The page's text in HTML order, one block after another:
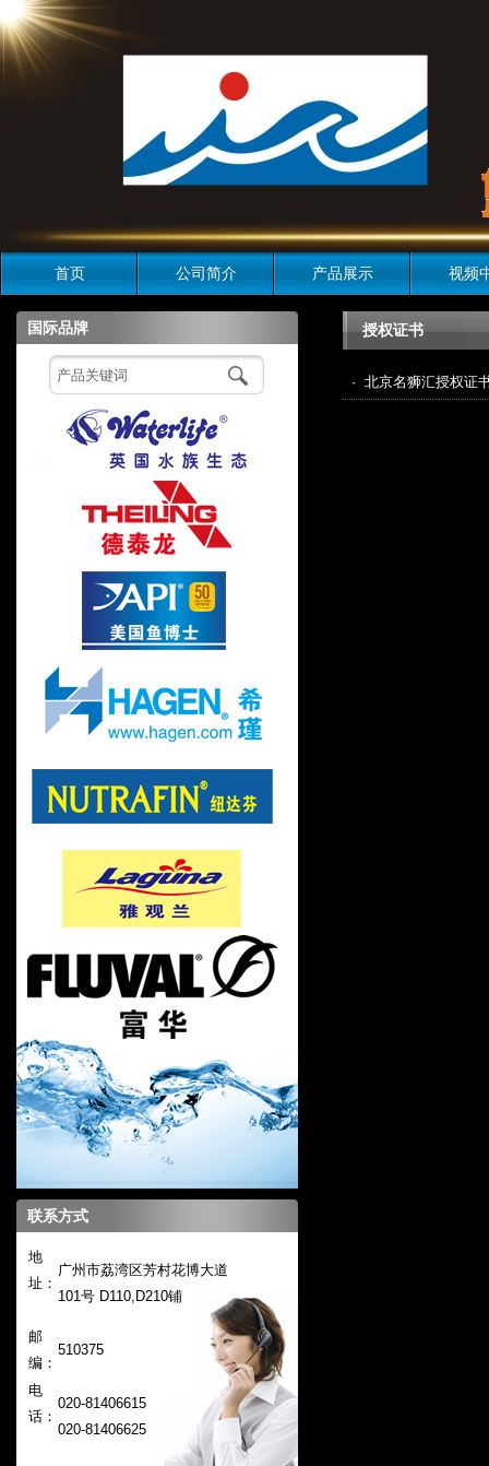
首页 公司简介 产品展示 视频
国际品牌
联系方式
地
址：
广州市荔湾区芳村花博大道
101号 D110,D210铺
邮
编：
510375
电
话：
020-81406615
020-81406625
授权证书
· 北京名狮汇授权证